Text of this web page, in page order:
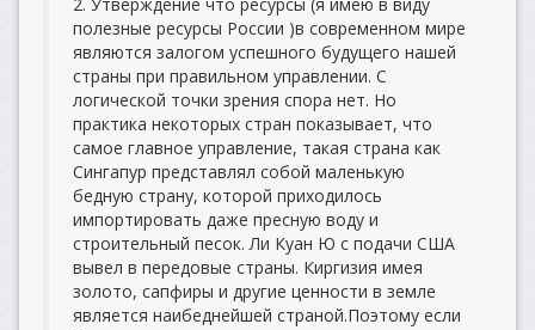
полезные ресурсы России )в современном мире
являются залогом успешного будущего нашей
страны при правильном управлении. С
логической точки зрения спора нет. Но
практика некоторых стран показывает, что
самое главное управление, такая страна как
Сингапур представлял собой маленькую
бедную страну, которой приходилось
импортировать даже пресную воду и
строительный песок. Ли Куан Ю с подачи США
вывел в передовые страны. Киргизия имея
золото, сапфиры и другие ценности в земле
является наибеднейшей страной.Поэтому если